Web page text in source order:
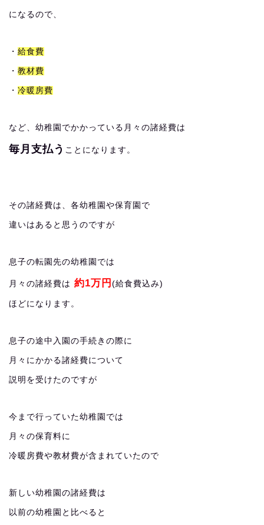
になるので、
・ 給食費
・ 教材費
・ 冷暖房費
など、幼稚園でかかっている月々の諸経費は
毎月支払う ことになります。
その諸経費は、各幼稚園や保育園で
違いはあると思うのですが
息子の転園先の幼稚園では
月々の諸経費は 約1万円 (給食費込み)
ほどになります。
息子の途中入園の手続きの際に
月々にかかる諸経費について
説明を受けたのですが
今まで行っていた幼稚園では
月々の保育料に
冷暖房費や教材費が含まれていたので
新しい幼稚園の諸経費は
以前の幼稚園と比べると